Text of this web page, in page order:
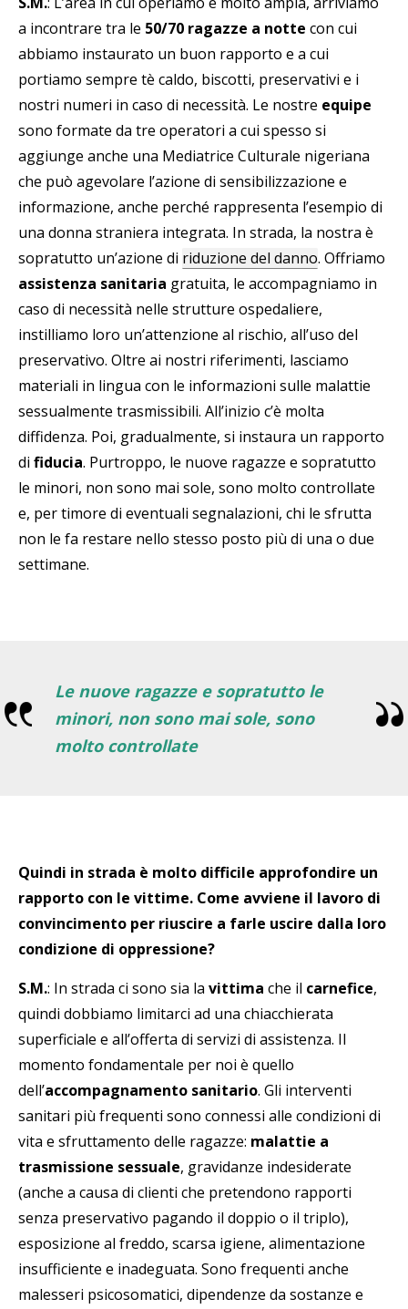
a incontrare tra le 50/70 ragazze a notte con cui
abbiamo instaurato un buon rapporto e a cui
portiamo sempre tè caldo, biscotti, preservativi e i
nostri numeri in caso di necessità. Le nostre equipe
sono formate da tre operatori a cui spesso si
aggiunge anche una Mediatrice Culturale nigeriana
che può agevolare l’azione di sensibilizzazione e
informazione, anche perché rappresenta l’esempio di
una donna straniera integrata. In strada, la nostra è
sopratutto un’azione di riduzione del danno. Offriamo
assistenza sanitaria gratuita, le accompagniamo in
caso di necessità nelle strutture ospedaliere,
instilliamo loro un’attenzione al rischio, all’uso del
preservativo. Oltre ai nostri riferimenti, lasciamo
materiali in lingua con le informazioni sulle malattie
sessualmente trasmissibili. All’inizio c’è molta
diffidenza. Poi, gradualmente, si instaura un rapporto
di fiducia. Purtroppo, le nuove ragazze e sopratutto
le minori, non sono mai sole, sono molto controllate
e, per timore di eventuali segnalazioni, chi le sfrutta
non le fa restare nello stesso posto più di una o due
settimane.
Le nuove ragazze e sopratutto le
minori, non sono mai sole, sono
molto controllate
Quindi in strada è molto difficile approfondire un
rapporto con le vittime. Come avviene il lavoro di
convincimento per riuscire a farle uscire dalla loro
condizione di oppressione?
S.M.: In strada ci sono sia la vittima che il carnefice,
quindi dobbiamo limitarci ad una chiacchierata
superficiale e all’offerta di servizi di assistenza. Il
momento fondamentale per noi è quello
dell’accompagnamento sanitario. Gli interventi
sanitari più frequenti sono connessi alle condizioni di
vita e sfruttamento delle ragazze: malattie a
trasmissione sessuale, gravidanze indesiderate
(anche a causa di clienti che pretendono rapporti
senza preservativo pagando il doppio o il triplo),
esposizione al freddo, scarsa igiene, alimentazione
insufficiente e inadeguata. Sono frequenti anche
malesseri psicosomatici, dipendenze da sostanze e